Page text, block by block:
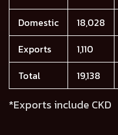
Domestic 18,028
Exports
1,110
Total
19,138
*Exports include CKD